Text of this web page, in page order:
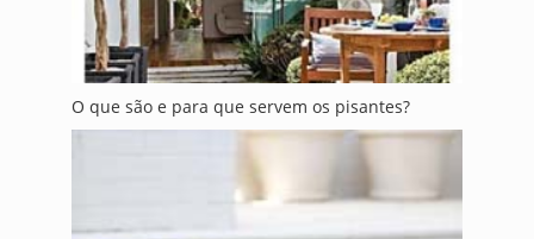
O que são e para que servem os pisantes?